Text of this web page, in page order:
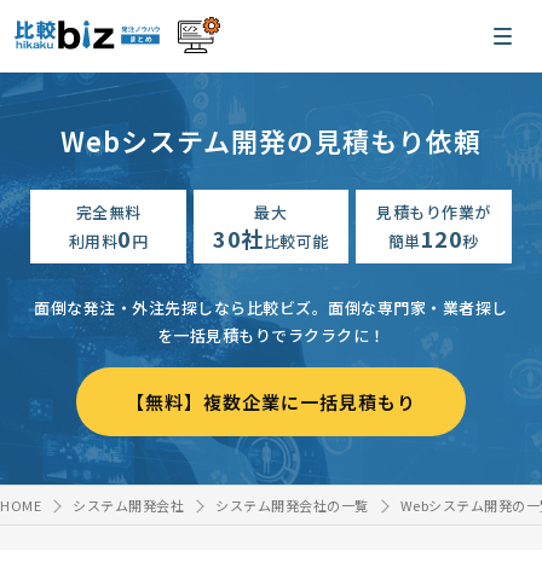
Webシステム開発の見積もり依頼
完全無料
利用料0円
最大
30社比較可能
見積もり作業が
簡単120秒
面倒な発注・外注先探しなら比較ビズ。 面倒な専門家・業者探し
を一括見積もりでラクラクに！
【無料】複数企業に一括見積もり
HOME システム開発会社 システム開発会社の一覧 Webシステム開発の